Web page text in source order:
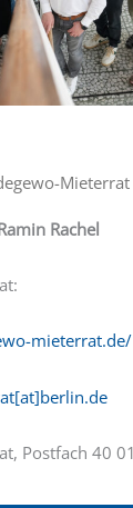
Mieterrat
Rachel
mieterrat.de/
Postfach 40